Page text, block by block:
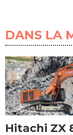
DANS LA
Hitachi ZX